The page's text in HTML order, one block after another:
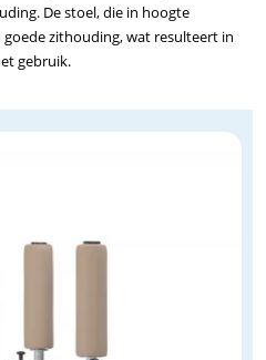
De stoel, die in hoogte
zithouding, wat resulteert in
gebruik.